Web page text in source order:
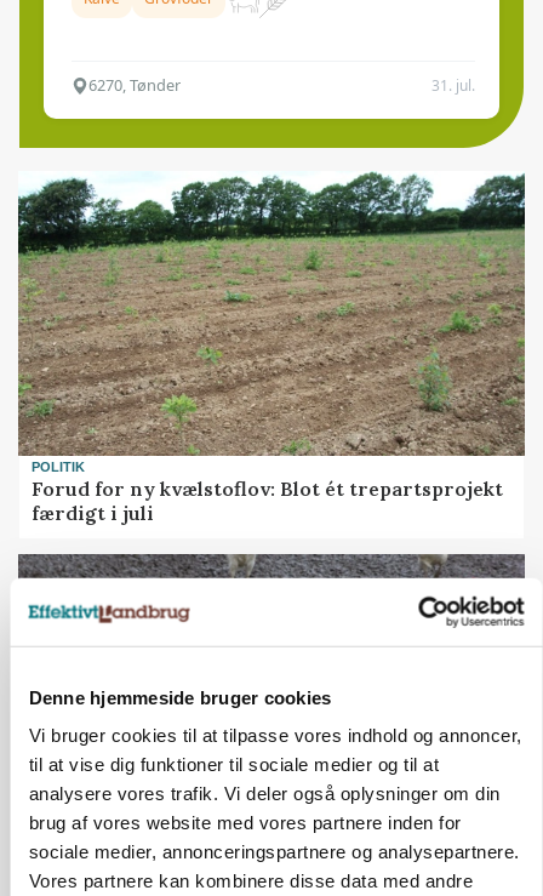
Denne hjemmeside bruger cookies
Vi bruger cookies til at tilpasse vores indhold og annoncer,
til at vise dig funktioner til sociale medier og til at
analysere vores trafik. Vi deler også oplysninger om din
brug af vores website med vores partnere inden for
sociale medier, annonceringspartnere og analysepartnere.
Vores partnere kan kombinere disse data med andre
6270, Tønder 31. jul.
POLITIK
Forud for ny kvælstoflov: Blot ét trepartsprojekt
færdigt i juli
ØKOLOGI
Klimaberegning er ikke nok: Økologisk fjerkræ